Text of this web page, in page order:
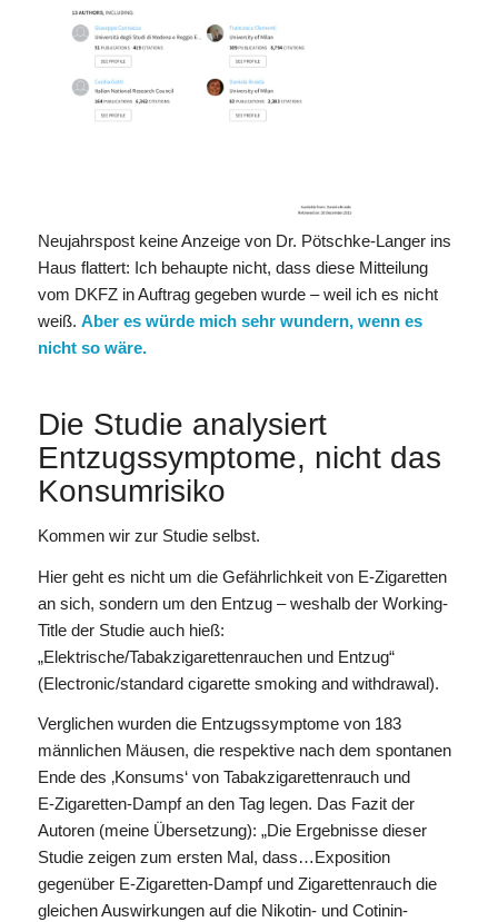
Neujahrspost keine Anzeige von Dr. Pötschke-Langer ins
Haus flattert: Ich behaupte nicht, dass diese Mitteilung
vom DKFZ in Auftrag gegeben wurde – weil ich es nicht
weiß. Aber es würde mich sehr wundern, wenn es
nicht so wäre.
Die Studie analysiert
Entzugssymptome, nicht das
Konsumrisiko
Kommen wir zur Studie selbst.
Hier geht es nicht um die Gefährlichkeit von E-Zigaretten
an sich, sondern um den Entzug – weshalb der Working-
Title der Studie auch hieß:
„Elektrische/Tabakzigarettenrauchen und Entzug“
(Electronic/standard cigarette smoking and withdrawal).
Verglichen wurden die Entzugssymptome von 183
männlichen Mäusen, die respektive nach dem spontanen
Ende des ‚Konsums‘ von Tabakzigarettenrauch und
E-Zigaretten-Dampf an den Tag legen. Das Fazit der
Autoren (meine Übersetzung): „Die Ergebnisse dieser
Studie zeigen zum ersten Mal, dass…Exposition
gegenüber E-Zigaretten-Dampf und Zigarettenrauch die
gleichen Auswirkungen auf die Nikotin- und Cotinin-